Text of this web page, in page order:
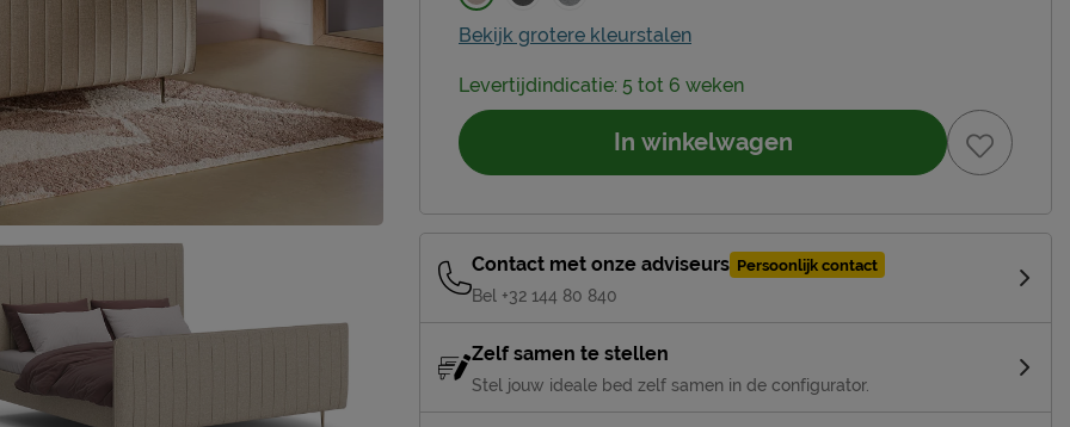
Bekijk grotere kleurstalen
Levertijdindicatie: 5 tot 6 weken
In winkelwagen
Contact met onze adviseurs Persoonlijk contact
Bel +32 144 80 840
Zelf samen te stellen
Stel jouw ideale bed zelf samen in de configurator.